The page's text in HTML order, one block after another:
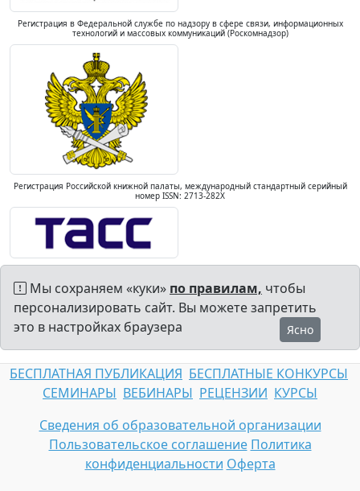
Регистрация в Федеральной службе по надзору в сфере связи, информационных
технологий и массовых коммуникаций (Роскомнадзор)
Регистрация Российской книжной палаты, международный стандартный серийный
номер ISSN: 2713-282X
Мы сохраняем «куки» по правилам, чтобы
персонализировать сайт. Вы можете запретить
это в настройках браузера
Ясно
БЕСПЛАТНАЯ ПУБЛИКАЦИЯ БЕСПЛАТНЫЕ КОНКУРСЫ
СЕМИНАРЫ ВЕБИНАРЫ РЕЦЕНЗИИ КУРСЫ
Сведения об образовательной организации
Пользовательское соглашение Политика
конфиденциальности Оферта